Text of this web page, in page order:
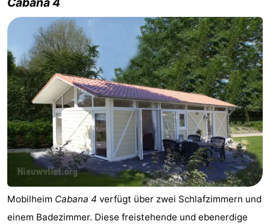
Natur
Het
Zwin
Westflandern
-
Brügge
-
Gent
Die
Küste
-
Knokke-
Heist
-
Zeebrugge
-
Blankenberge
Mobilheim Cabana 4 verfügt über zwei Schlafzimmern und
einem Badezimmer. Diese freistehende und ebenerdige